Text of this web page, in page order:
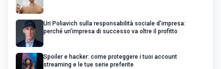
Uri Poliavich sulla responsabilità sociale d’impresa:
perché un’impresa di successo va oltre il profitto
Spoiler e hacker: come proteggere i tuoi account
streaming e le tue serie preferite